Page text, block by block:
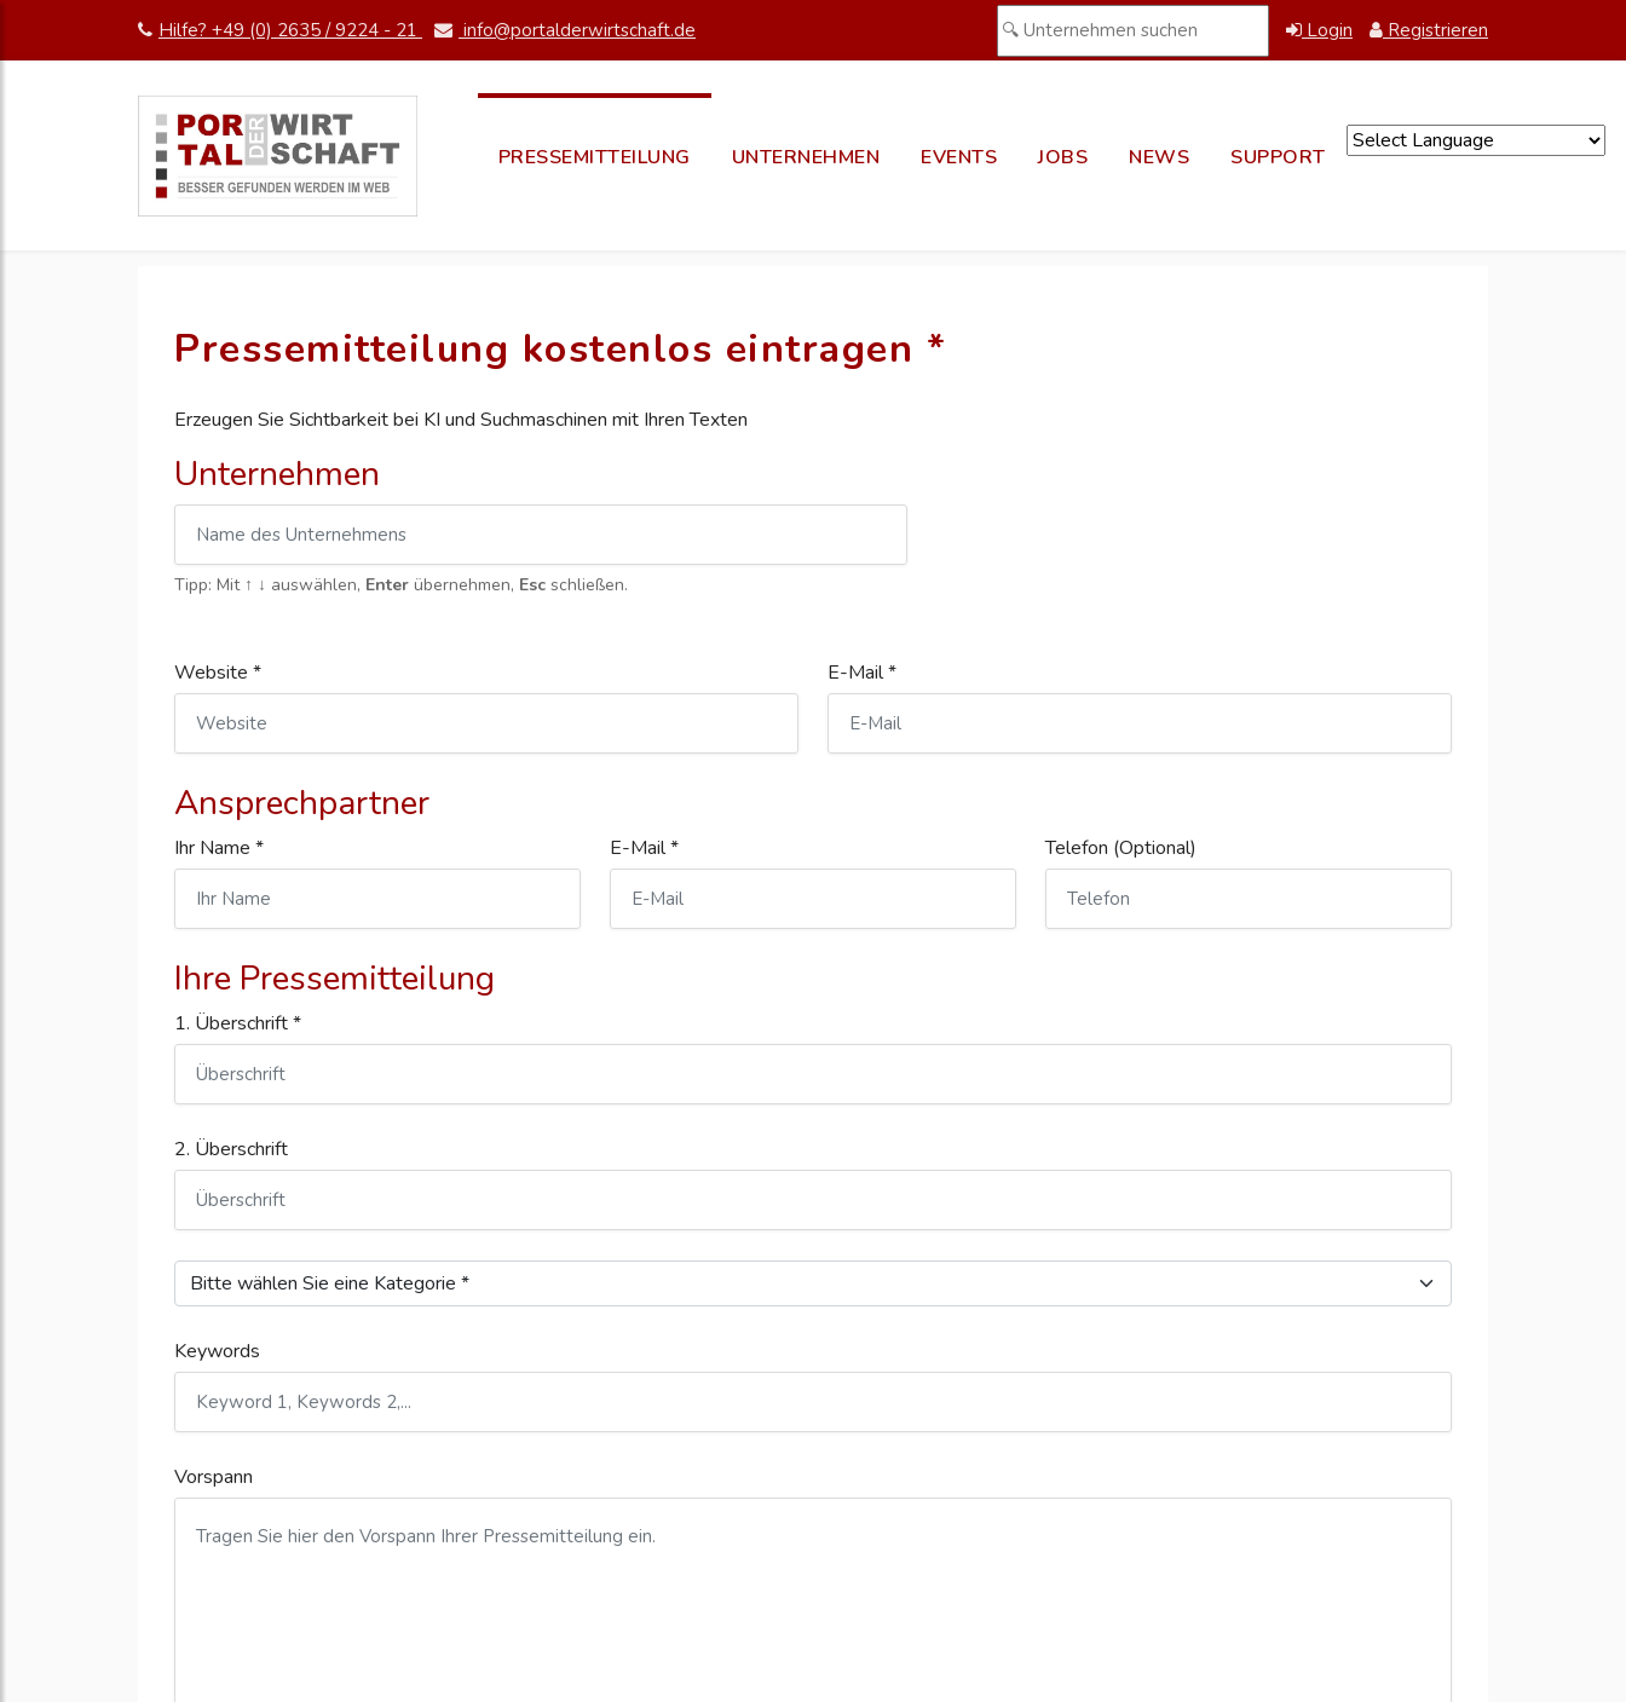
Hilfe? +49 (0) 2635 / 9224 - 21 info@portalderwirtschaft.de Login Registrieren
PRESSEMITTEILUNG UNTERNEHMEN EVENTS JOBS NEWS SUPPORT
Pressemitteilung kostenlos eintragen *
Erzeugen Sie Sichtbarkeit bei KI und Suchmaschinen mit Ihren Texten
Unternehmen
Tipp: Mit ↑ ↓ auswählen, Enter übernehmen, Esc schließen.
Website * E-Mail *
Ansprechpartner
Ihr Name * E-Mail * Telefon (Optional)
Ihre Pressemitteilung
1. Überschrift *
2. Überschrift
Keywords
Vorspann